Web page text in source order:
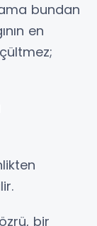
bundan
en
bir